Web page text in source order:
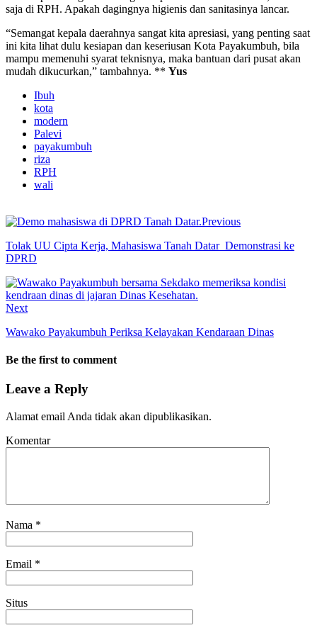
saja di RPH. Apakah dagingnya higienis dan sanitasinya lancar.
“Semangat kepala daerahnya sangat kita apresiasi, yang penting saat
ini kita lihat dulu kesiapan dan keseriusan Kota Payakumbuh, bila
mampu memenuhi syarat teknisnya, maka bantuan dari pusat akan
mudah dikucurkan,” tambahnya. ** Yus
Ibuh
kota
modern
Palevi
payakumbuh
riza
RPH
wali
Previous
Tolak UU Cipta Kerja, Mahasiswa Tanah Datar Demonstrasi ke
DPRD
Next
Wawako Payakumbuh Periksa Kelayakan Kendaraan Dinas
Be the first to comment
Leave a Reply
Alamat email Anda tidak akan dipublikasikan.
Komentar
Nama *
Email *
Situs